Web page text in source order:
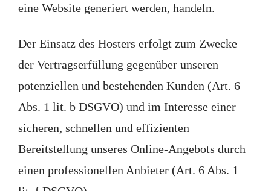
eine Website generiert werden, handeln.
Der Einsatz des Hosters erfolgt zum Zwecke
der Vertragserfüllung gegenüber unseren
potenziellen und bestehenden Kunden (Art. 6
Abs. 1 lit. b DSGVO) und im Interesse einer
sicheren, schnellen und effizienten
Bereitstellung unseres Online-Angebots durch
einen professionellen Anbieter (Art. 6 Abs. 1